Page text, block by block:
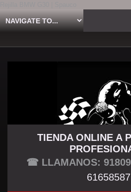
TU TIENDA
TIENDA ONLINE A
☎ LLAMANOS: